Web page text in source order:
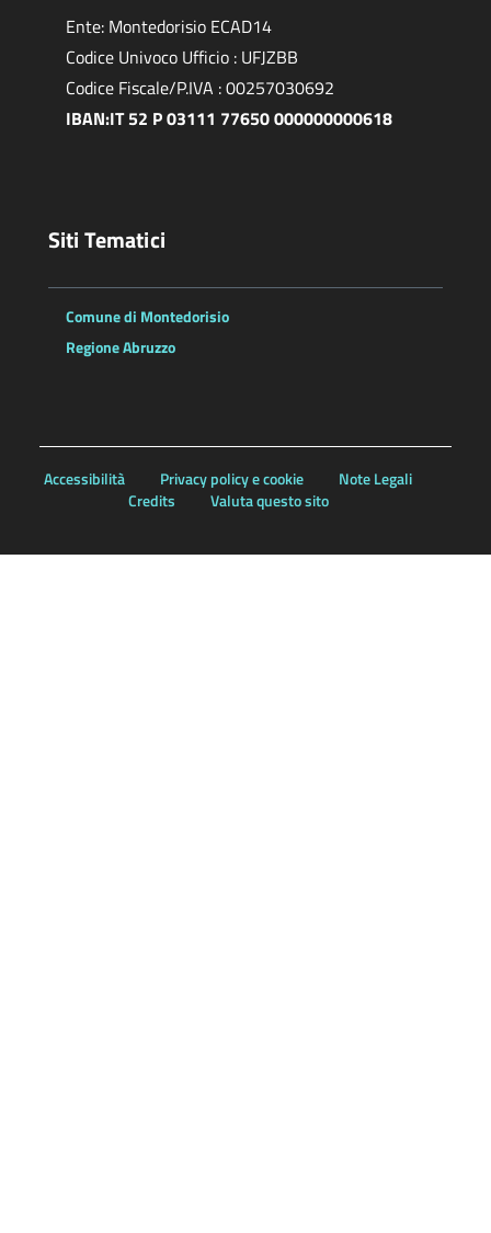
Ente: Montedorisio ECAD14
Codice Univoco Ufficio : UFJZBB
Codice Fiscale/P.IVA : 00257030692
IBAN:IT 52 P 03111 77650 000000000618
Siti Tematici
Comune di Montedorisio
Regione Abruzzo
Accessibilità Privacy policy e cookie
Note Legali
Credits
Valuta questo sito